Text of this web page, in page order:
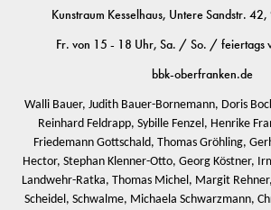
Kunstraum Kesselhaus, Untere Sandstr.
Fr. von 15 - 18 Uhr, Sa. / So. / feiertags
bbk-oberfranken.de
Walli Bauer, Judith Bauer-Bornemann, Doris
Reinhard Feldrapp, Sybille Fenzel, Henrike
Friedemann Gottschald, Thomas Gröhling,
Hector, Stephan Klenner-Otto, Georg Köstner,
Landwehr-Ratka, Thomas Michel, Margit
Scheidel, Schwalme, Michaela Schwarzmann,